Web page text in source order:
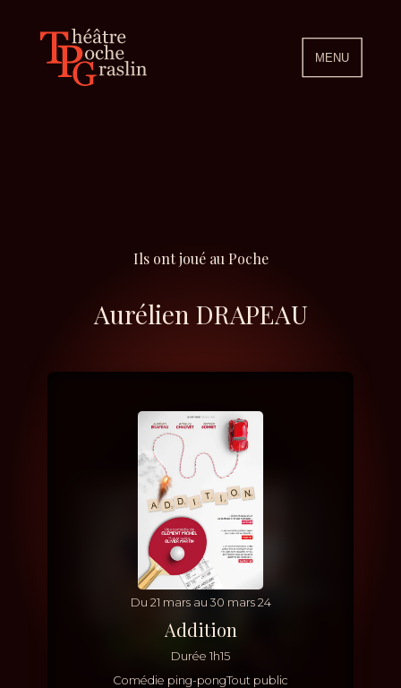
MENU
Ils ont joué au Poche
Aurélien DRAPEAU
Du 21 mars au 30 mars 24
Addition
Durée 1h15
Comédie ping-pongTout public